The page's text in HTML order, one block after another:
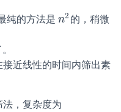
纯的方法是 n2
n2 的，稍微
近线性的时间内筛出素
，复杂度为